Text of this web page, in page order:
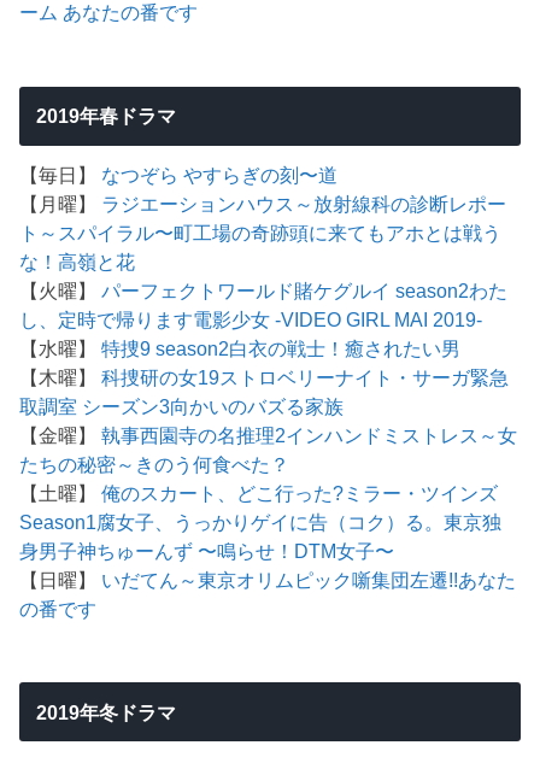
ーム あなたの番です
2019年春ドラマ
【毎日】 なつぞら やすらぎの刻〜道
【月曜】 ラジエーションハウス～放射線科の診断レポー
ト～ スパイラル〜町工場の奇跡頭に来てもアホとは戦う
な！高嶺と花
【火曜】パーフェクトワールド賭ケグルイ season2わた
し、定時で帰ります電影少女 -VIDEO GIRL MAI 2019-
【水曜】特捜9 season2白衣の戦士！癒されたい男
【木曜】科捜研の女19ストロベリーナイト・サーガ緊急
取調室 シーズン3向かいのバズる家族
【金曜】執事西園寺の名推理2インハンド ミストレス～女
たちの秘密～ きのう何食べた？
【土曜】俺のスカート、どこ行った? ミラー・ツインズ
Season1腐女子、うっかりゲイに告（コク）る。東京独
身男子神ちゅーんず 〜鳴らせ！DTM女子〜
【日曜】 いだてん～東京オリムピック噺集団左遷!!あなた
の番です
2019年冬ドラマ